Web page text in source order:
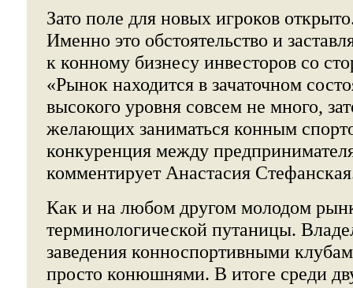
Зато поле для новых игроков
Именно это обстоятельство и
к конному бизнесу инвесторов со
«Рынок находится в зачаточном
высокого уровня совсем не много,
желающих заниматься конным
конкуренция между
комментирует Анастасия
Как и на любом другом молодом
терминологической путаницы.
заведения конноспортивными
просто конюшнями. В итоге среди